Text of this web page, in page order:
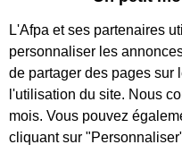
L'Afpa et ses partenaires
personnaliser les
de partager des pages sur
l'utilisation du site. Nous
mois. Vous pouvez
cliquant sur